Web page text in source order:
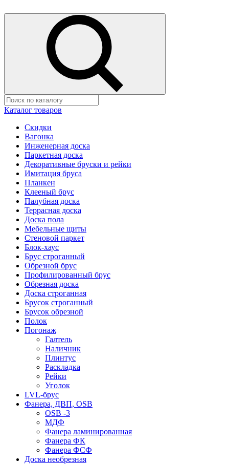
Каталог товаров
Скидки
Вагонка
Инженерная доска
Паркетная доска
Декоративные бруски и рейки
Имитация бруса
Планкен
Клееный брус
Палубная доска
Террасная доска
Доска пола
Мебельные щиты
Стеновой паркет
Блок-хаус
Брус строганный
Обрезной брус
Профилированный брус
Обрезная доска
Доска строганная
Брусок строганный
Брусок обрезной
Полок
Погонаж
Галтель
Наличник
Плинтус
Раскладка
Рейки
Уголок
LVL-брус
Фанера, ДВП, OSB
OSB -3
МДФ
Фанера ламинированная
Фанера ФК
Фанера ФСФ
Доска необрезная